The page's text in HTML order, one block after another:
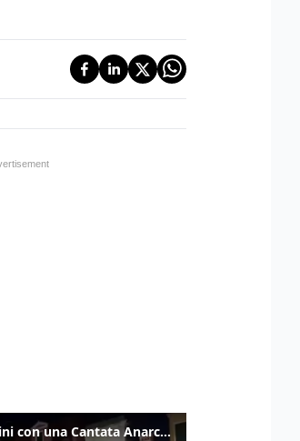
Venezia omaggia Guccini con una Cantata Anarchica in campo Santa Margherita